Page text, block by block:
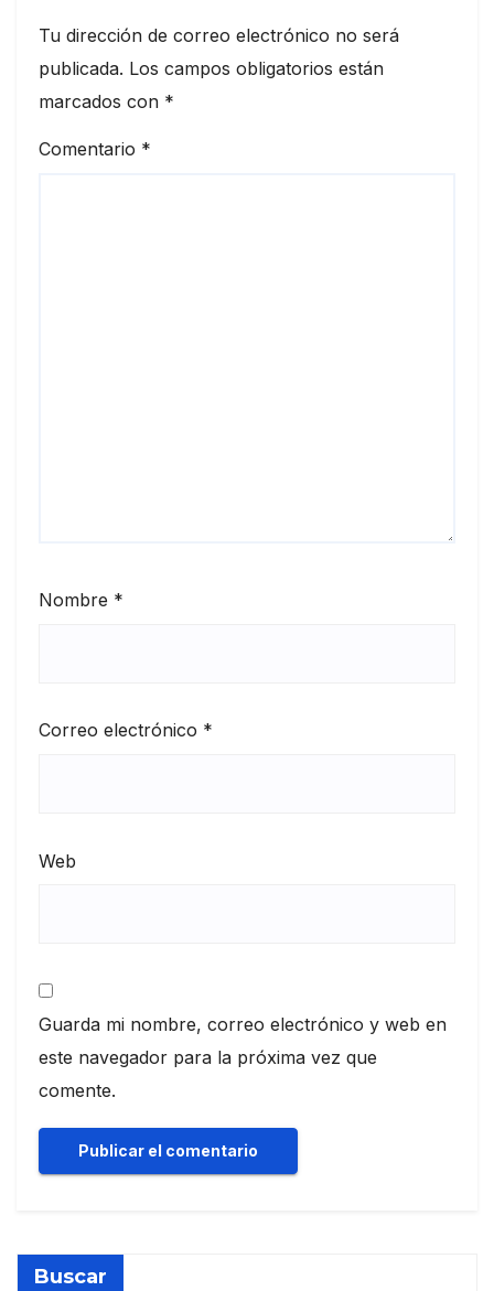
Tu dirección de correo electrónico no será
publicada. Los campos obligatorios están
marcados con *
Comentario *
Nombre *
Correo electrónico *
Web
Guarda mi nombre, correo electrónico y web en
este navegador para la próxima vez que
comente.
Buscar